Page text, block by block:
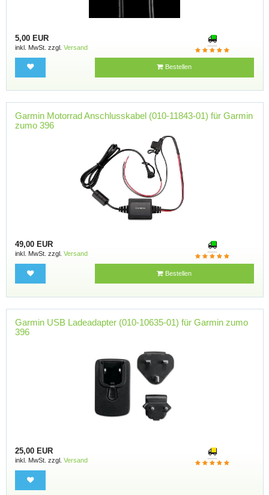
5,00 EUR
inkl. MwSt. zzgl. Versand
Bestellen
Garmin Motorrad Anschlusskabel (010-11843-01) für Garmin
zumo 396
49,00 EUR
inkl. MwSt. zzgl. Versand
Bestellen
Garmin USB Ladeadapter (010-10635-01) für Garmin zumo
396
25,00 EUR
inkl. MwSt. zzgl. Versand